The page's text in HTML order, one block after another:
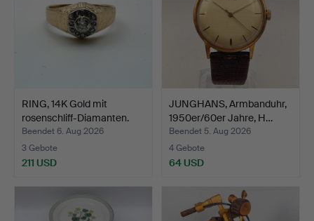
RING, 14K Gold mit
rosenschliff-Diamanten.
Beendet 6. Aug 2026
3 Gebote
211 USD
JUNGHANS, Armbanduhr,
1950er/60er Jahre, H…
Beendet 5. Aug 2026
4 Gebote
64 USD